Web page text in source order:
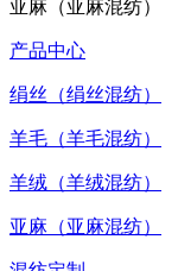
亚麻（亚麻混纺）
产品中心
绢丝（绢丝混纺）
羊毛（羊毛混纺）
羊绒（羊绒混纺）
亚麻（亚麻混纺）